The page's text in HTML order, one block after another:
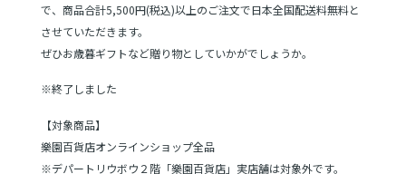
つくり手
OKINAWA the RYUKYU
よみもの
で、商品合計5,500円(税込)以上のご注文で日本全国配送料無料と
させていただきます。
ぜひお歳暮ギフトなど贈り物としていかがでしょうか。
※終了しました
【対象商品】
樂園百貨店オンラインショップ全品
※デパートリウボウ２階「樂園百貨店」実店舗は対象外です。